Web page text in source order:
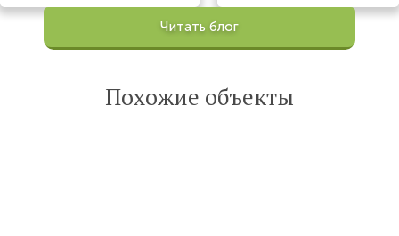
Просмотров:
Опубликована:
Читать блог
Похожие объекты